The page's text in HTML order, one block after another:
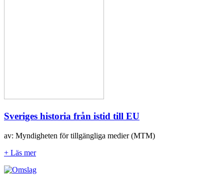
Sveriges historia från istid till EU
av: Myndigheten för tillgängliga medier (MTM)
+ Läs mer